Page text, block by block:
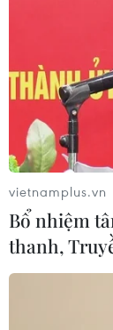
Dương (12
ca), Hà
vietnamplus.vn
Bổ nhiệm
thanh,